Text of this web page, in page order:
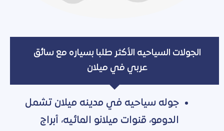
الجولات السياحيه الأكثر طلبا بسياره مع سائق
عربي في ميلان
جوله سياحيه في مدينه ميلان تشمل
الدومو، قنوات ميلانو المائيه، أبراج